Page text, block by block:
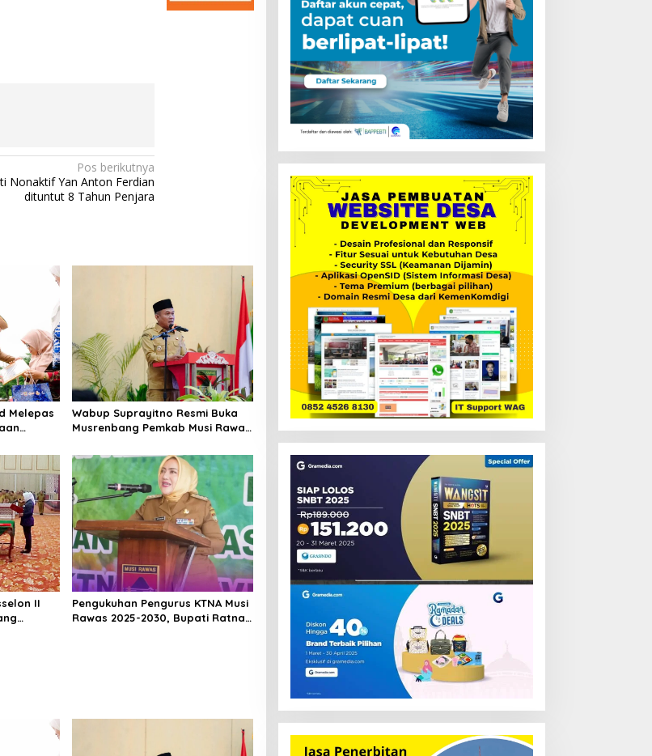
Pos berikutnya
Nonaktif Yan Anton Ferdian
dituntut 8 Tahun Penjara
Melepas
Wabup Suprayitno Resmi Buka
Musrenbang Pemkab Musi Rawas
Daerah Terencana
II
Pengukuhan Pengurus KTNA Musi
Rawas 2025-2030, Bupati Ratna